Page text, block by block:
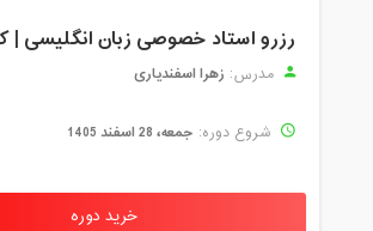
مدرس: زهرا اسفندیاری
شروع دوره: جمعه، 28 اسفند 1405
خرید دوره